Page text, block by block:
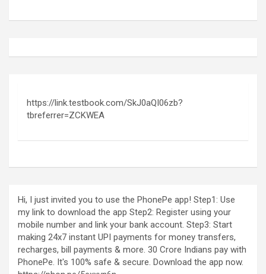
https://link.testbook.com/SkJ0aQI06zb?
tbreferrer=ZCKWEA
Hi, I just invited you to use the PhonePe app! Step1: Use
my link to download the app Step2: Register using your
mobile number and link your bank account. Step3: Start
making 24x7 instant UPI payments for money transfers,
recharges, bill payments & more. 30 Crore Indians pay with
PhonePe. It's 100% safe & secure. Download the app now.